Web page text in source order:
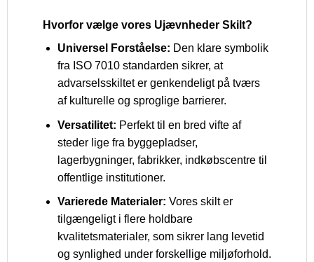
Hvorfor vælge vores Ujævnheder Skilt?
Universel Forståelse: Den klare symbolik
fra ISO 7010 standarden sikrer, at
advarselsskiltet er genkendeligt på tværs
af kulturelle og sproglige barrierer.
Versatilitet: Perfekt til en bred vifte af
steder lige fra byggepladser,
lagerbygninger, fabrikker, indkøbscentre til
offentlige institutioner.
Varierede Materialer: Vores skilt er
tilgængeligt i flere holdbare
kvalitetsmaterialer, som sikrer lang levetid
og synlighed under forskellige miljøforhold.